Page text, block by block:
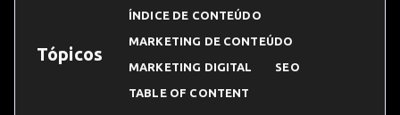
Tópicos
ÍNDICE DE CONTEÚDO
MARKETING DE CONTEÚDO
MARKETING DIGITAL SEO
TABLE OF CONTENT